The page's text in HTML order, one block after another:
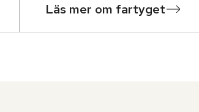
Läs mer om fartyget